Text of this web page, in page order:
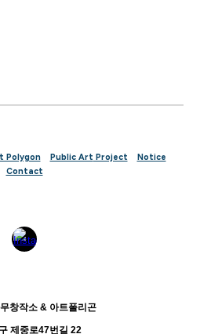
Polygon Public Art Project
Notice
Contact
창작소 & 아트폴리곤
제중로47번길 22